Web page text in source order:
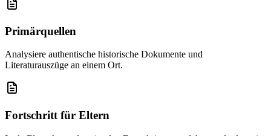
Primärquellen
Analysiere authentische historische Dokumente und
Literaturauszüge an einem Ort.
Fortschritt für Eltern